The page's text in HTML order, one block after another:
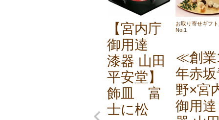
【宮内庁
御用達
漆器 山田
平安堂】
飾皿 富
士に松
お取り寄せギフ
No.1
≪創業
年赤
野×宮
御用